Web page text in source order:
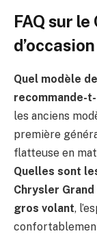
FAQ sur
d’occasion
Quel modèle
recommande-
les anciens
première
flatteuse en
Quelles sont
Chrysler
gros volant,